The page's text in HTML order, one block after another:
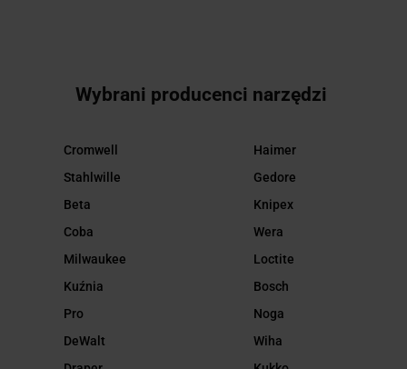
Wybrani producenci narzędzi
Cromwell
Stahlwille
Beta
Coba
Milwaukee
Kuźnia
Pro
DeWalt
Haimer
Gedore
Knipex
Wera
Loctite
Bosch
Noga
Wiha